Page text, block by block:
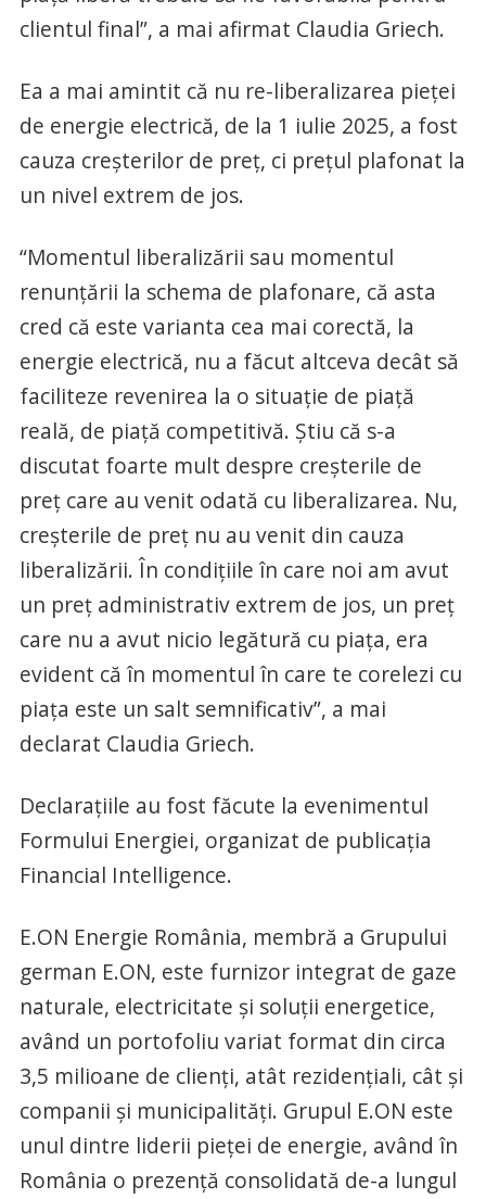
clientul final”, a mai afirmat Claudia Griech.
Ea a mai amintit că nu re-liberalizarea pieței
de energie electrică, de la 1 iulie 2025, a fost
cauza creșterilor de preț, ci prețul plafonat la
un nivel extrem de jos.
“Momentul liberalizării sau momentul
renunțării la schema de plafonare, că asta
cred că este varianta cea mai corectă, la
energie electrică, nu a făcut altceva decât să
faciliteze revenirea la o situație de piață
reală, de piață competitivă. Știu că s-a
discutat foarte mult despre creșterile de
preț care au venit odată cu liberalizarea. Nu,
creșterile de preț nu au venit din cauza
liberalizării. În condițiile în care noi am avut
un preț administrativ extrem de jos, un preț
care nu a avut nicio legătură cu piața, era
evident că în momentul în care te corelezi cu
piața este un salt semnificativ”, a mai
declarat Claudia Griech.
Declarațiile au fost făcute la evenimentul
Formului Energiei, organizat de publicația
Financial Intelligence.
E.ON Energie România, membră a Grupului
german E.ON, este furnizor integrat de gaze
naturale, electricitate şi soluţii energetice,
având un portofoliu variat format din circa
3,5 milioane de clienţi, atât rezidenţiali, cât şi
companii şi municipalităţi. Grupul E.ON este
unul dintre liderii pieţei de energie, având în
România o prezenţă consolidată de-a lungul